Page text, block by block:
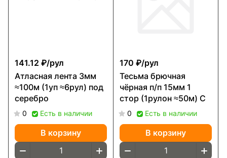
141.12 ₽/рул
Атласная лента 3мм
≈100м (1уп ≈6рул) под
серебро
0 Есть в наличии
В корзину
170 ₽/рул
Тесьма брючная
чёрная п/п 15мм 1
стор (1рулон ≈50м) С
0 Есть в наличии
В корзину